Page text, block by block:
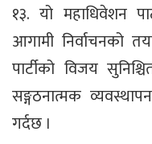
१३. यो महाधिवेशन
आगामी निर्वाचनको
पार्टीको विजय
सङ्गठनात्मक
गर्दछ ।